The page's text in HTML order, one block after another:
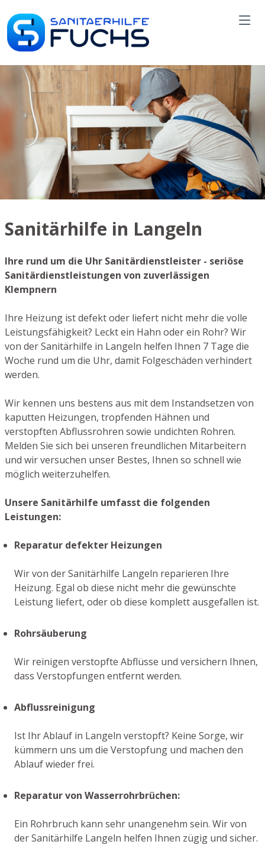
Sanitärhilfe in Langeln
Ihre rund um die Uhr Sanitärdienstleister - seriöse
Sanitärdienstleistungen von zuverlässigen
Klempnern
Ihre Heizung ist defekt oder liefert nicht mehr die volle
Leistungsfähigkeit? Leckt ein Hahn oder ein Rohr? Wir
von der Sanitärhilfe in Langeln helfen Ihnen 7 Tage die
Woche rund um die Uhr, damit Folgeschäden verhindert
werden.
Wir kennen uns bestens aus mit dem Instandsetzen von
kaputten Heizungen, tropfenden Hähnen und
verstopften Abflussrohren sowie undichten Rohren.
Melden Sie sich bei unseren freundlichen Mitarbeitern
und wir versuchen unser Bestes, Ihnen so schnell wie
möglich weiterzuhelfen.
Unsere Sanitärhilfe umfasst die folgenden
Leistungen:
Reparatur defekter Heizungen
Wir von der Sanitärhilfe Langeln reparieren Ihre
Heizung. Egal ob diese nicht mehr die gewünschte
Leistung liefert, oder ob diese komplett ausgefallen ist.
Rohrsäuberung
Wir reinigen verstopfte Abflüsse und versichern Ihnen,
dass Verstopfungen entfernt werden.
Abflussreinigung
Ist Ihr Ablauf in Langeln verstopft? Keine Sorge, wir
kümmern uns um die Verstopfung und machen den
Ablauf wieder frei.
Reparatur von Wasserrohrbrüchen:
Ein Rohrbruch kann sehr unangenehm sein. Wir von
der Sanitärhilfe Langeln helfen Ihnen zügig und sicher.